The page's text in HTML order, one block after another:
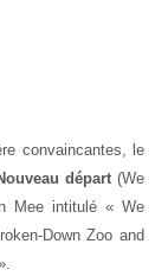
convaincantes, le
départ(We
Mee intitulé « We
Down Zoo and